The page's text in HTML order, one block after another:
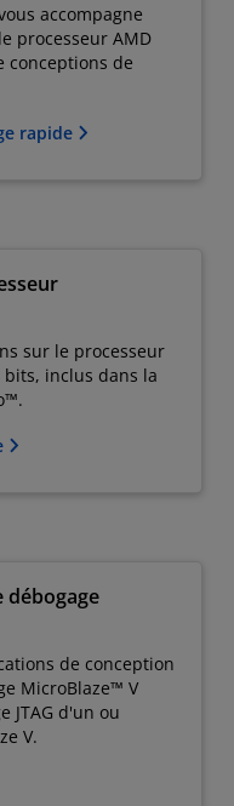
accompagne
processeur AMD
conceptions de
rapide
sur le processeur
inclus dans la
débogage
de conception
MicroBlaze™ V
JTAG d'un ou
V.